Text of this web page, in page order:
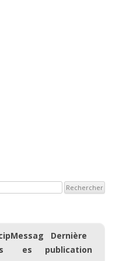
Messag
es
Dernière
publication